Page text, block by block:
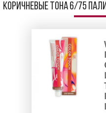
коричневые тона 6/75